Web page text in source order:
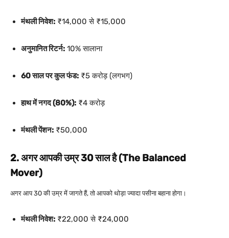
मंथली निवेश: ₹14,000 से ₹15,000
अनुमानित रिटर्न: 10% सालाना
60 साल पर कुल फंड: ₹5 करोड़ (लगभग)
हाथ में नगद (80%): ₹4 करोड़
मंथली पेंशन: ₹50,000
2. अगर आपकी उम्र 30 साल है (The Balanced
Mover)
अगर आप 30 की उम्र में जागते हैं, तो आपको थोड़ा ज्यादा पसीना बहाना होगा।
मंथली निवेश: ₹22,000 से ₹24,000